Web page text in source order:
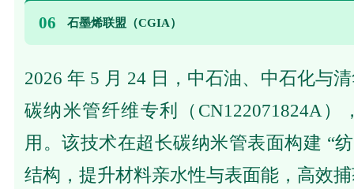
06 石墨烯联盟（CGIA）
2026 年 5 月 24 日，中石油、中石化与
碳纳米管纤维专利（CN122071824A）
用。该技术在超长碳纳米管表面构建 “
结构，提升材料亲水性与表面能，高效